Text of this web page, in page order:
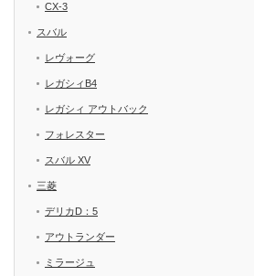
CX-3
スバル
レヴォーグ
レガシィB4
レガシィ アウトバック
フォレスター
スバル XV
三菱
デリカD：5
アウトランダー
ミラージュ